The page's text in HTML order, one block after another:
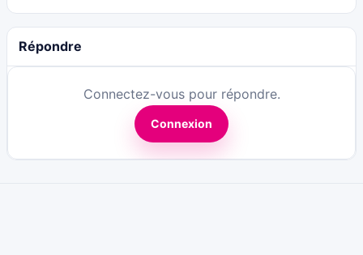
Répondre
Connectez-vous pour répondre.
Connexion